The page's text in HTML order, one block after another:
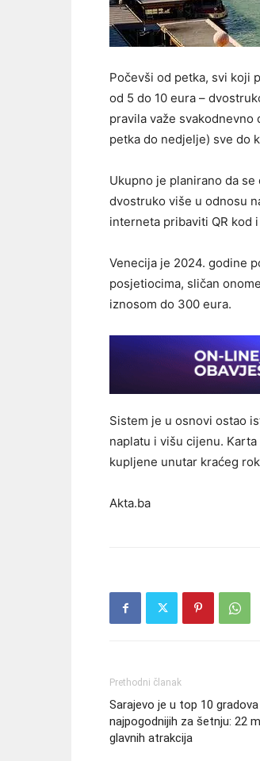
Počevši od petka, svi koji
od 5 do 10 eura –
pravila važe svakodnevno
petka do nedjelje) sve do
Ukupno je planirano da
dvostruko više u odnosu
interneta pribaviti QR kod
Venecija je 2024. godine
posjetiocima, sličan
iznosom do 300 eura.
Sistem je u osnovi ostao
naplatu i višu cijenu.
kupljene unutar kraćeg
Akta.ba
Prethodni članak
Sarajevo je u top 10
najpogodnijih za šetnju: 22
glavnih atrakcija